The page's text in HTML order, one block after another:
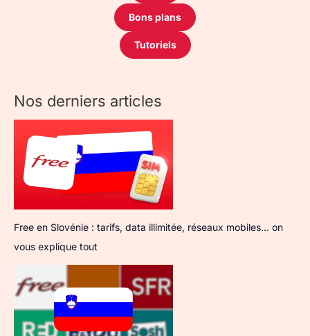
Bons plans
Tutoriels
Nos derniers articles
Free en Slovénie : tarifs, data illimitée, réseaux mobiles… on
vous explique tout